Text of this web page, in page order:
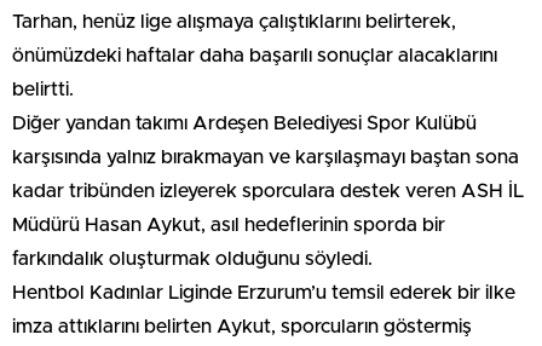
Tarhan, henüz lige alışmaya çalıştıklarını belirterek,
önümüzdeki haftalar daha başarılı sonuçlar alacaklarını
belirtti.
Diğer yandan takımı Ardeşen Belediyesi Spor Kulübü
karşısında yalnız bırakmayan ve karşılaşmayı baştan sona
kadar tribünden izleyerek sporculara destek veren ASH İL
Müdürü Hasan Aykut, asıl hedeflerinin sporda bir
farkındalık oluşturmak olduğunu söyledi.
Hentbol Kadınlar Liginde Erzurum’u temsil ederek bir ilke
imza attıklarını belirten Aykut, sporcuların göstermiş